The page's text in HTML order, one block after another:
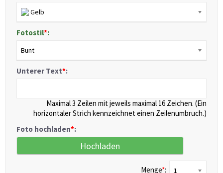
Gelb
Fotostil*:
Bunt
Unterer Text*:
Maximal 3 Zeilen mit jeweils maximal 16 Zeichen. (Ein
horizontaler Strich kennzeichnet einen Zeilenumbruch.)
Foto hochladen*:
Hochladen
Menge*: 1